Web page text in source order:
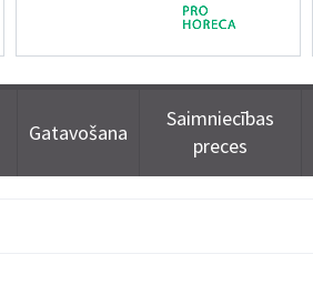
Gatavošana
Saimniecības
preces